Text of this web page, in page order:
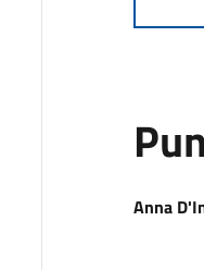
Anna